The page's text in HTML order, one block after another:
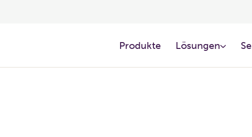
Produkte Lösungen